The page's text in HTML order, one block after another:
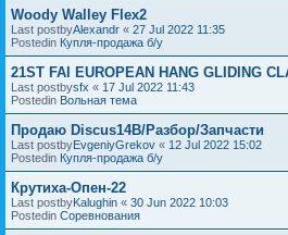
Woody Walley Flex2
Last postbyAlexandr « 27 Jul 2022 11:35
Postedin Купля-продажа б/у
21ST FAI EUROPEAN HANG GLIDING
Last postbysfx « 17 Jul 2022 11:43
Postedin Вольная тема
Продаю Discus14B/Разбор/Запчасти
Last postbyEvgeniyGrekov « 12 Jul 2022 15:02
Postedin Купля-продажа б/у
Крутиха-Опен-22
Last postbyKalughin « 30 Jun 2022 10:03
Postedin Соревнования